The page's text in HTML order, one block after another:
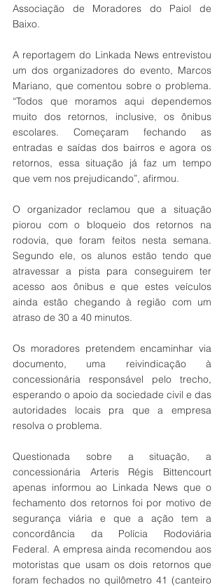
Associação de Moradores do Paiol de
Baixo.
A reportagem do Linkada News entrevistou
um dos organizadores do evento, Marcos
Mariano, que comentou sobre o problema.
“Todos que moramos aqui dependemos
muito dos retornos, inclusive, os ônibus
escolares. Começaram fechando as
entradas e saídas dos bairros e agora os
retornos, essa situação já faz um tempo
que vem nos prejudicando”, afirmou.
O organizador reclamou que a situação
piorou com o bloqueio dos retornos na
rodovia, que foram feitos nesta semana.
Segundo ele, os alunos estão tendo que
atravessar a pista para conseguirem ter
acesso aos ônibus e que estes veículos
ainda estão chegando à região com um
atraso de 30 a 40 minutos.
Os moradores pretendem encaminhar via
documento, uma reivindicação à
concessionária responsável pelo trecho,
esperando o apoio da sociedade civil e das
autoridades locais pra que a empresa
resolva o problema.
Questionada sobre a situação, a
concessionária Arteris Régis Bittencourt
apenas informou ao Linkada News que o
fechamento dos retornos foi por motivo de
segurança viária e que a ação tem a
concordância da Polícia Rodoviária
Federal. A empresa ainda recomendou aos
motoristas que usam os dois retornos que
foram fechados no quilômetro 41 (canteiro